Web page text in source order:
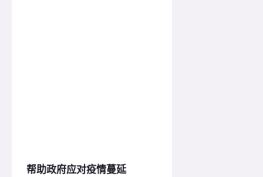
帮助政府应对疫情蔓延